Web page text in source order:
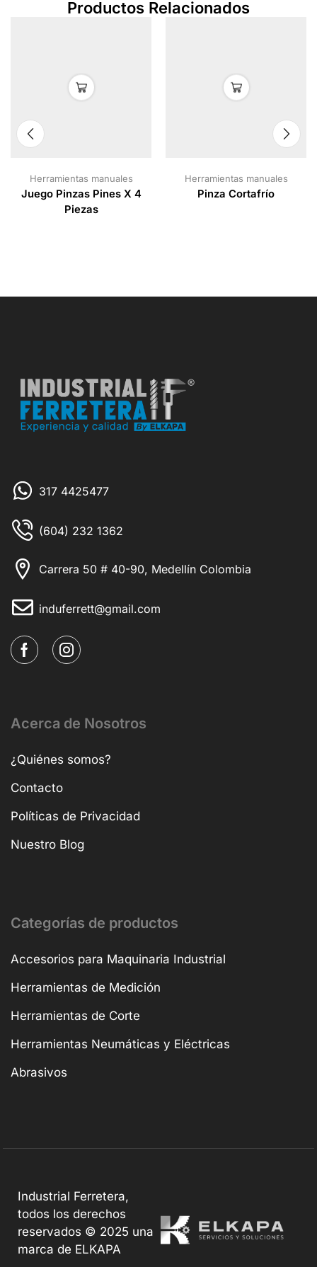
Productos Relacionados
Herramientas manuales
Juego Pinzas Pines X 4
Piezas
Herramientas manuales
Pinza Cortafrío
317 4425477
(604) 232 1362
Carrera 50 # 40-90, Medellín Colombia
induferrett@gmail.com
Acerca de Nosotros
¿Quiénes somos?
Contacto
Políticas de Privacidad
Nuestro Blog
Categorías de productos
Accesorios para Maquinaria Industrial
Herramientas de Medición
Herramientas de Corte
Herramientas Neumáticas y Eléctricas
Abrasivos
Industrial Ferretera,
todos los derechos
reservados © 2025 una
marca de ELKAPA